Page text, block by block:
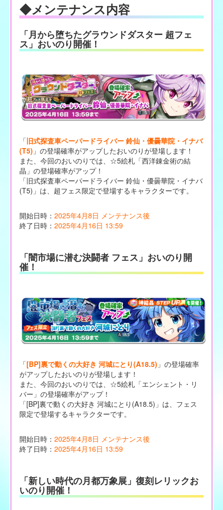
◆メンテナンス内容
「月から堕ちたグラウンドダスター 超フェ
ス」おいのり開催！
「旧式探査車ペーパードライバー 鈴仙・優曇華院・イナバ
(T5) 」の登場確率がアップしたおいのりが登場します！
また、今回のおいのりでは、☆5絵札「西洋錬金術の結
晶」の登場確率がアップ！
「旧式探査車ペーパードライバー 鈴仙・優曇華院・イナバ
(T5)」は、超フェス限定で登場するキャラクターです。
開始日時： 2025年4月8日 メンテナンス後
終了日時： 2025年4月16日 13:59
「闇市場に潜む決闘者 フェス」おいのり開
催！
「[BP]裏で動くの大好き 河城にとり(A18.5) 」の登場確率
がアップしたおいのりが登場します！
また、今回のおいのりでは、☆5絵札「エンシェント・リ
バー」の登場確率がアップ！
「[BP]裏で動くの大好き 河城にとり(A18.5)」は、フェス
限定で登場するキャラクターです。
開始日時： 2025年4月8日 メンテナンス後
終了日時： 2025年4月16日 13:59
「新しい時代の月都万象展」復刻レリックお
いのり開催！